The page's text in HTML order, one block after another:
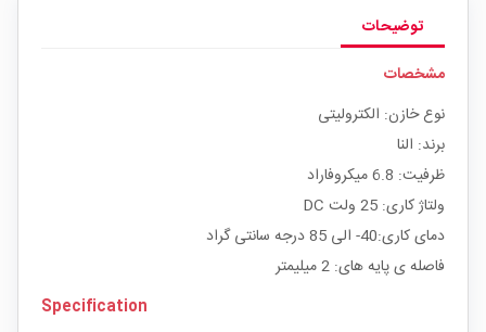
توضیحات
مشخصات
نوع خازن: الکترولیتی
برند: النا
ظرفیت: 6.8 میکروفاراد
ولتاژ کاری: 25 ولت DC
دمای کاری:40- الی 85 درجه سانتی گراد
فاصله ی پایه های: 2 میلیمتر
Specification